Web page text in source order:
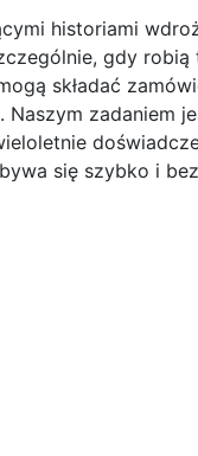
historiami
gdy
składać
Naszym zadaniem
się szybko i